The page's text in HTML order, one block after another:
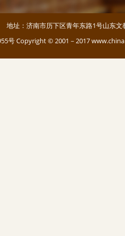
地址：济南市历下区青年东路1号山东
号Copyright © 2001－2017